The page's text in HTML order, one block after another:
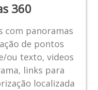
360
com panoramas
de pontos
ou texto, videos
links para
localizada